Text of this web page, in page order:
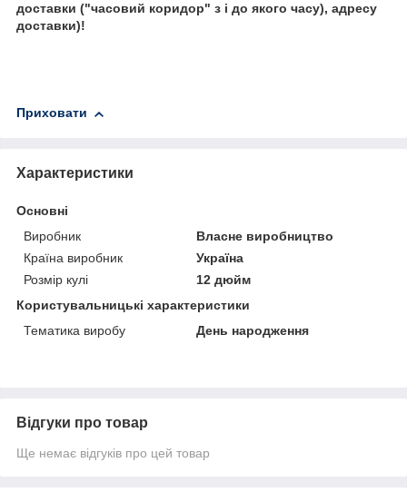
доставки ("часовий коридор" з і до якого часу), адресу
доставки)!
Приховати
Характеристики
Основні
Виробник
Власне виробництво
Країна виробник
Україна
Розмір кулі
12 дюйм
Користувальницькі характеристики
Тематика виробу
День народження
Відгуки про товар
Ще немає відгуків про цей товар